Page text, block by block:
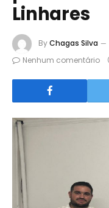
Linhares
ByChagas Silva
Nenhum comentário